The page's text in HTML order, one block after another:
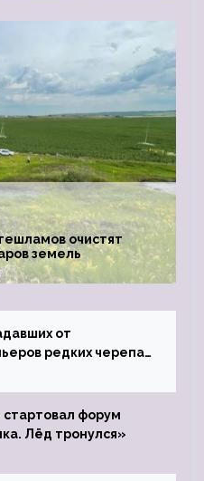
очистят
земель
от
редких черепах
стартовал форум
Лёд тронулся»